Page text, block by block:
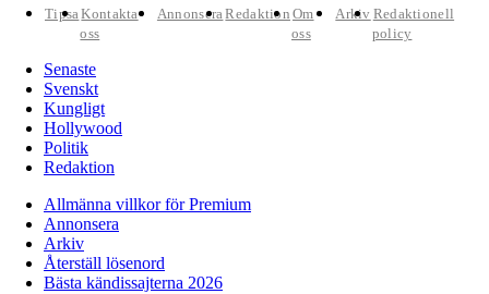
TipsaKontakta
oss
AnnonseraRedaktion Om
oss
Arkiv Redaktionell
policy
Senaste
Svenskt
Kungligt
Hollywood
Politik
Redaktion
Allmänna villkor för Premium
Annonsera
Arkiv
Återställ lösenord
Bästa kändissajterna 2026